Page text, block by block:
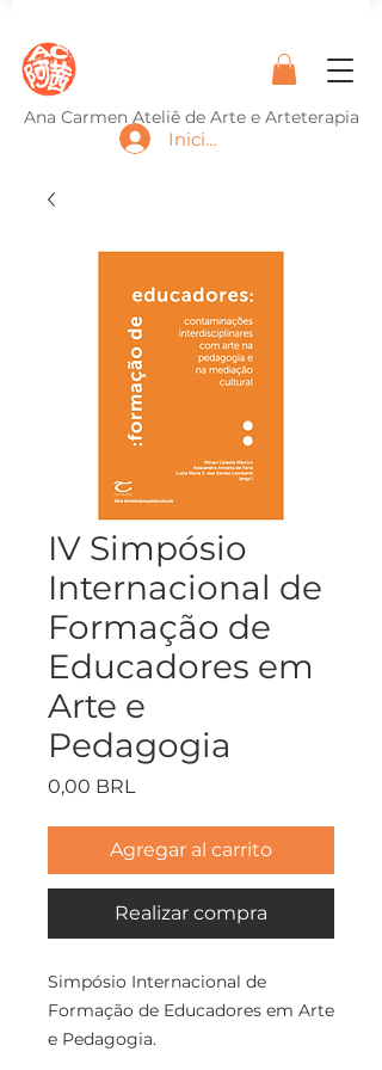
Ana Carmen Ateliê de Arte e Arteterapia
Iniciar sesión
IV Simpósio
Internacional de
Formação de
Educadores em
Arte e
Pedagogia
0,00 BRL
Agregar al carrito
Realizar compra
Simpósio Internacional de
Formação de Educadores em Arte
e Pedagogia.